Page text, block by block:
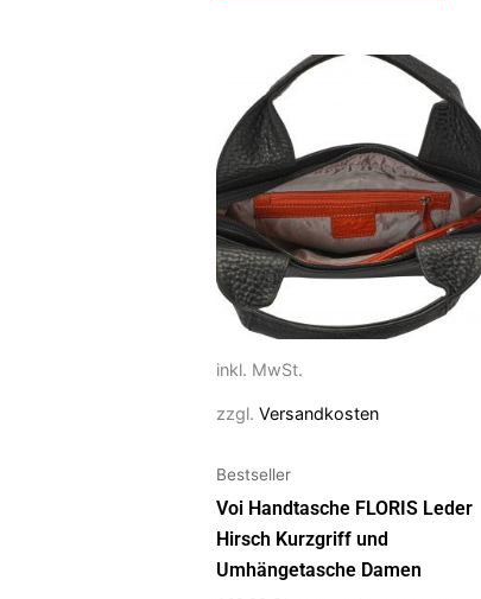
inkl. MwSt.
zzgl. Versandkosten
Bestseller
Voi Handtasche FLORIS Leder
Hirsch Kurzgriff und
Umhängetasche Damen
Produkt
weist
mehrere
Varianten
auf.
Die
Optionen
können
der
Produktseite
werden